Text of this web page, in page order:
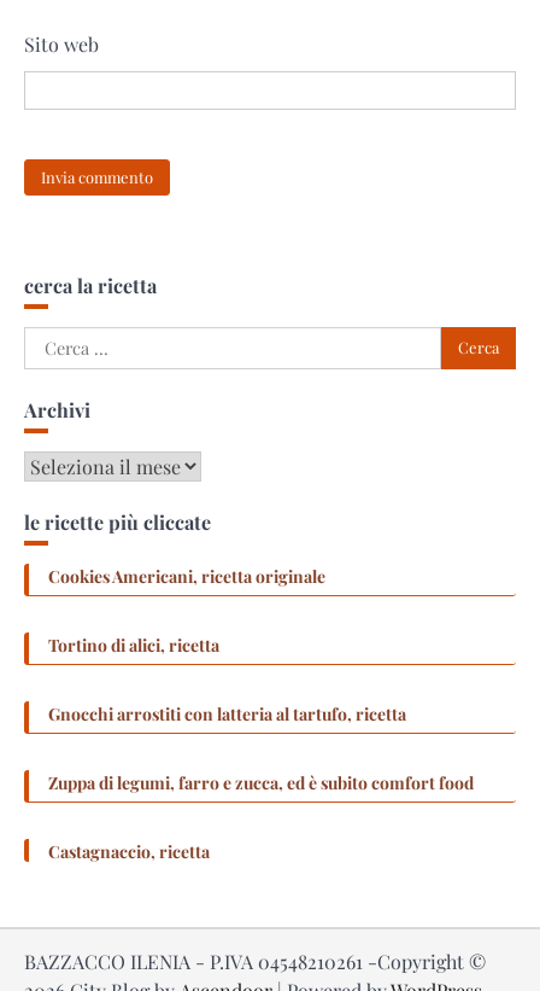
Sito web
cerca la ricetta
Ricerca
per:
Archivi
Archivi
le ricette più cliccate
Cookies Americani, ricetta originale
Tortino di alici, ricetta
Gnocchi arrostiti con latteria al tartufo, ricetta
Zuppa di legumi, farro e zucca, ed è subito comfort food
Castagnaccio, ricetta
BAZZACCO ILENIA - P.IVA 04548210261 -Copyright ©